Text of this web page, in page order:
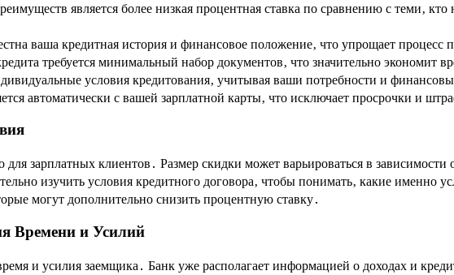
является более низкая процентная ставка по сравнению с теми‚
ваша кредитная история и финансовое положение‚ что упрощает процесс
требуется минимальный набор документов‚ что значительно экономит
условия кредитования‚ учитывая ваши потребности и
автоматически с вашей зарплатной карты‚ что исключает просрочки и
зарплатных клиентов․ Размер скидки может варьироваться в зависимости
изучить условия кредитного договора‚ чтобы понимать‚ какие именно
могут дополнительно снизить процентную ставку․
Времени и Усилий
и усилия заемщика․ Банк уже располагает информацией о доходах и